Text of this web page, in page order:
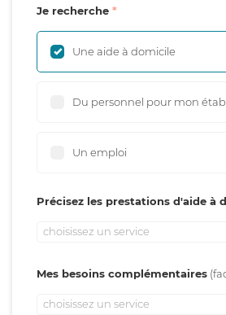
Je recherche
Une aide à domicile
Du personnel pour mon
Un emploi
Précisez les prestations d'aide à
choisissez un service
Mes besoins complémentaires
choisissez un service